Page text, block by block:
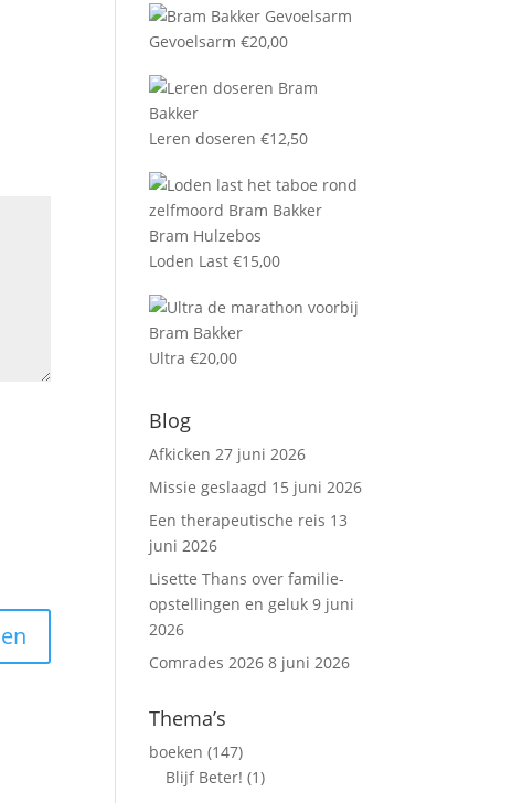
Gevoelsarm €20,00
Leren doseren €12,50
Loden Last €15,00
Ultra €20,00
Blog
Afkicken 27 juni 2026
Missie geslaagd 15 juni 2026
Een therapeutische reis 13
juni 2026
Lisette Thans over familie-
opstellingen en geluk 9 juni
2026
Comrades 2026 8 juni 2026
Thema’s
boeken (147)
Blijf Beter! (1)